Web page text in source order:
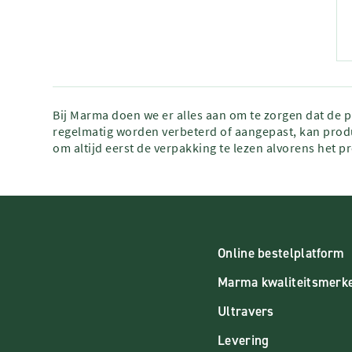
Bij Marma doen we er alles aan om te zorgen dat
regelmatig worden verbeterd of aangepast, kan
om altijd eerst de verpakking te lezen alvorens het
Online bestelplatform
Marma
Ultravers
Levering